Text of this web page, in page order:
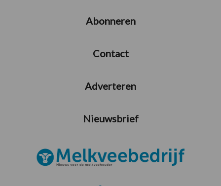
Abonneren
Contact
Adverteren
Nieuwsbrief